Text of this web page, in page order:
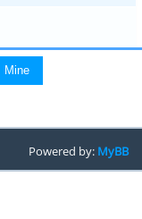
Powered by: MyBB